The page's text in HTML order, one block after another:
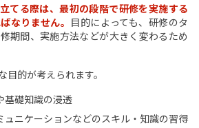
てる際は、最初の段階で研修を実施する
なりません。 目的によっても、研修のタ
期間、実施方法などが大きく変わるため
的が考えられます。
基礎知識の浸透
ュニケーションなどのスキル・知識の習得